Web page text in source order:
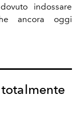
dovuto indossare
ancora oggi